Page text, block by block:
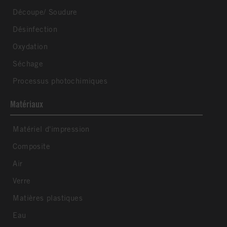
Découpe/ Soudure
Désinfection
Oxydation
Séchage
Processus photochimiques
Matériaux
Matériel d'impression
Composite
Air
Verre
Matières plastiques
Eau